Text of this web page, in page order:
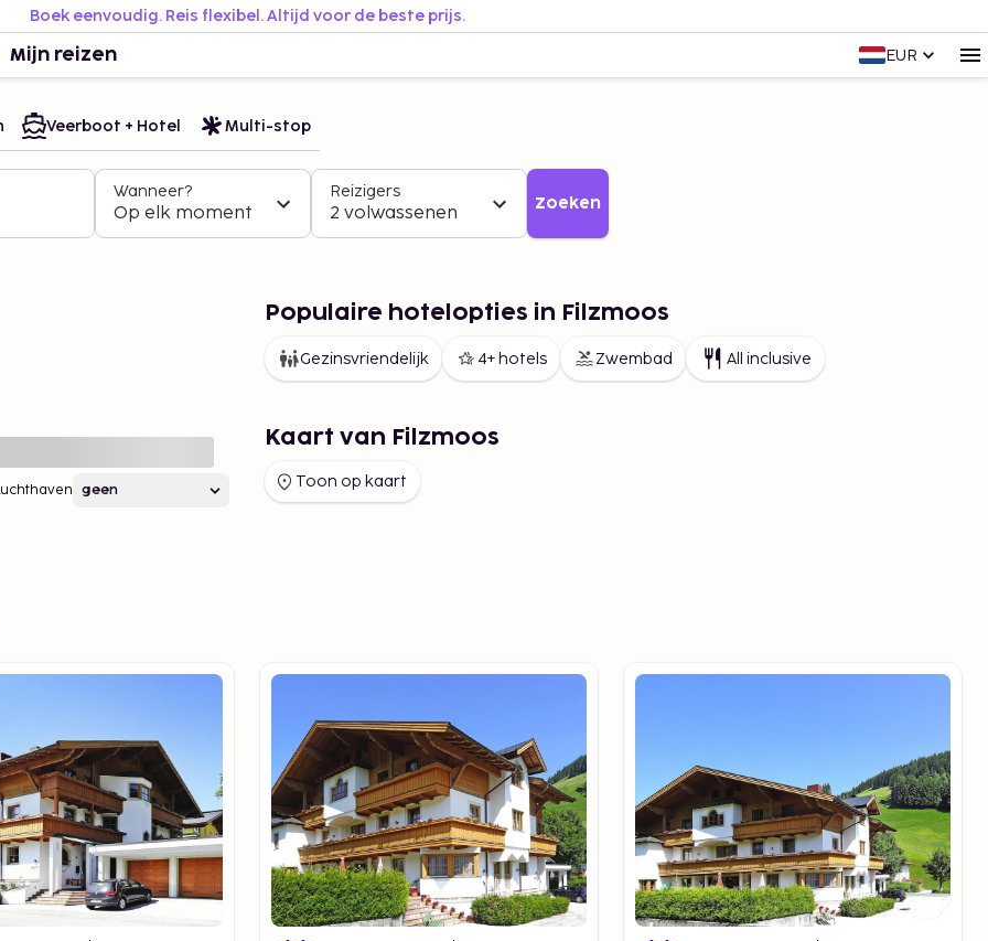
Boek eenvoudig. Reis flexibel. Altijd voor de beste prijs.
Mijn reizen EUR
Veerboot + Hotel Multi-stop
Wanneer?
Op elk moment
Reizigers
2 volwassenen Zoeken
Populaire hotelopties in Filzmoos
Gezinsvriendelijk 4+ hotels Zwembad All inclusive
Kaart van Filzmoos
Toon op kaart